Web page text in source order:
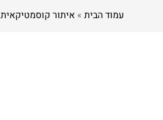
עמוד הבית »איתור קוסמטיקאית